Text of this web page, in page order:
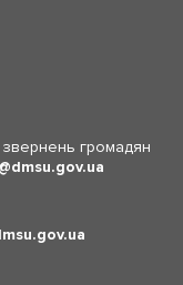
звернень громадян
dmsu.gov.ua